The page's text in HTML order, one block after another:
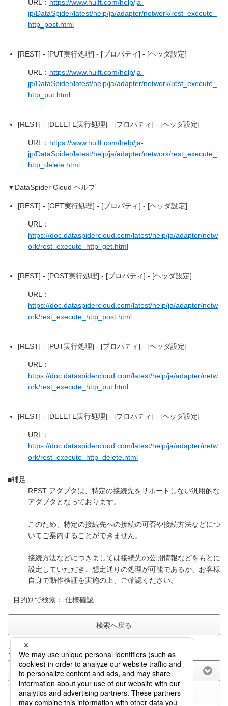
URL： https://www.hulft.com/help/ja-
jp/DataSpider/latest/help/ja/adapter/network/rest_execute_
http_post.html
[REST] - [PUT実行処理] - [プロパティ] - [ヘッダ設定]
URL： https://www.hulft.com/help/ja-
jp/DataSpider/latest/help/ja/adapter/network/rest_execute_
http_put.html
[REST] - [DELETE実行処理] - [プロパティ] - [ヘッダ設定]
URL： https://www.hulft.com/help/ja-
jp/DataSpider/latest/help/ja/adapter/network/rest_execute_
http_delete.html
▼DataSpider Cloud ヘルプ
[REST] - [GET実行処理] - [プロパティ] - [ヘッダ設定]
URL：
https://doc.dataspidercloud.com/latest/help/ja/adapter/netw
ork/rest_execute_http_get.html
[REST] - [POST実行処理] - [プロパティ] - [ヘッダ設定]
URL：
https://doc.dataspidercloud.com/latest/help/ja/adapter/netw
ork/rest_execute_http_post.html
[REST] - [PUT実行処理] - [プロパティ] - [ヘッダ設定]
URL：
https://doc.dataspidercloud.com/latest/help/ja/adapter/netw
ork/rest_execute_http_put.html
[REST] - [DELETE実行処理] - [プロパティ] - [ヘッダ設定]
URL：
https://doc.dataspidercloud.com/latest/help/ja/adapter/netw
ork/rest_execute_http_delete.html
■補足
REST アダプタは、特定の接続先をサポートしない汎用的な
アダプタとなっております。
このため、特定の接続先への接続の可否や接続方法などにつ
いてご案内することができません。
接続方法などにつきましては接続先の公開情報などをもとに
設定していただき、想定通りの処理が可能であるか、お客様
自身で動作検証を実施の上、ご確認ください。
目的別で検索： 仕様確認
検索へ戻る
このFAQに関してのご意見をお聞かせ下さい。
(選択してください)
送信する